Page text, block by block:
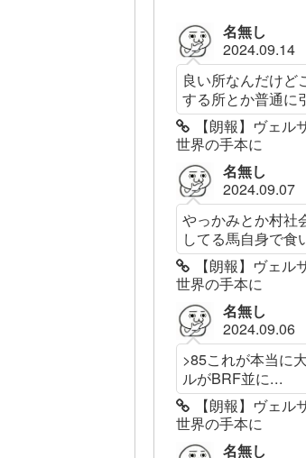
名無し
2024.09.14
良い所なんだけど
する所とか普通に
【朗報】ヴェル
世界の手本に
名無し
2024.09.07
やっかみとか村社
してる馬自身で食
【朗報】ヴェル
世界の手本に
名無し
2024.09.06
>85これが本当に
ルがBRF並に...
【朗報】ヴェル
世界の手本に
名無し